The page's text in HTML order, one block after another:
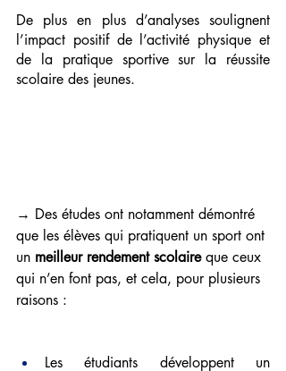
De plus en plus d’analyses soulignent
l’impact positif de l’activité physique et
de la pratique sportive sur la réussite
scolaire des jeunes.
→ Des études ont notamment démontré
que les élèves qui pratiquent un sport ont
un meilleur rendement scolaire que ceux
qui n’en font pas, et cela, pour plusieurs
raisons :